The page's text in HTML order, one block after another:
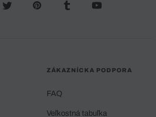
ZÁKAZNÍCKA PODPORA
FAQ
Veľkostná tabuľka